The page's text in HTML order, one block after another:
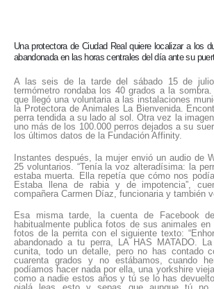
Una protectora de Ciudad Real quiere localizar a los
abandonada en las horas centrales del día ante su
A las seis de la tarde del sábado 15 de
termómetro rondaba los 40 grados a la
que llegó una voluntaria a las instalaciones
la Protectora de Animales La Bienvenida.
perra tendida a su lado al sol. Otra vez la
uno más de los 100.000 perros dejados a su
los últimos datos de la Fundación Affinity.
Instantes después, la mujer envió un audio de
25 voluntarios. “Tenía la voz alteradísima: la
estaba muerta. Ella repetía que cómo nos
Estaba llena de rabia y de impotencia”,
compañera Carmen Díaz, funcionaria y también
Esa misma tarde, la cuenta de Facebook
habitualmente publica fotos de sus animales
fotos de la perrita con el siguiente texto:
abandonado a tu perra, LA HAS MATADO.
cunita, todo un detalle, pero no has contado
cuarenta grados y no estábamos, cuando
podíamos hacer nada por ella, una yorkshire
como a nadie estos años y tú se lo has